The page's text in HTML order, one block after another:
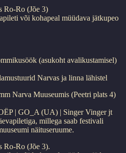
Ro-Ro (Jõe 3)
või kohapeal müüdava jätkupeo
(asukoht avalikustamisel)
Narvas ja linna lähistel
Narva Muuseumis (Peetri plats 4)
| GO_A (UA) | Singer Vinger jt
millega saab festivali
näituseruume.
Ro-Ro (Jõe 3).